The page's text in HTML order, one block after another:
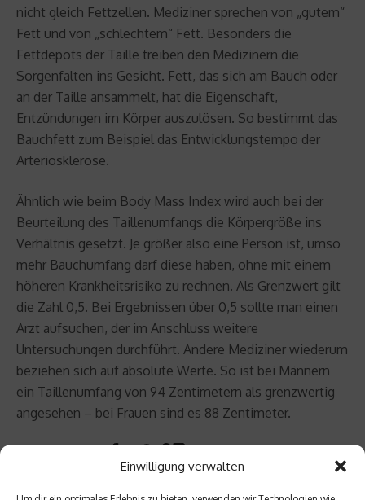
Einwilligung verwalten
nicht gleich Fettzellen. Mediziner sprechen von „gutem“
Fett und von „schlechtem“ Fett. Besonders die
Fettdepots der Taille treiben den Medizinern die
Sorgenfalten ins Gesicht. Fett, das sich am Bauch oder
an der Taille ansammelt, hat die Eigenschaft,
Entzündungen im Körper auszulösen. So bestimmt das
Bauchfett zum Beispiel das Entwicklungstempo der
Arteriosklerose.
Ähnlich wie beim Body Mass Index wird auch bei der
Beurteilung des Taillenumfangs die Körpergröße ins
Verhältnis gesetzt. Je größer also eine Person ist, umso
mehr Bauchumfang darf diese haben, ohne mit einem
höheren Krankheitsrisiko zu rechnen. Als Grenzwert gilt
die Zahl 0,5. Bei Ergebnissen über 0,5 sollte man einen
Arzt aufsuchen, der im Anschluss weitere
Untersuchungen durchführt. Andere Mediziner wiederum
beziehen sich auf absolute Werte. So ist bei Männern
ein Taillenumfang von 94 Zentimetern als grenzwertig
angesehen – bei Frauen sind es 88 Zentimeter.